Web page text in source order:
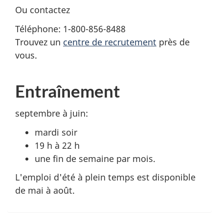
Ou contactez
Téléphone: 1-800-856-8488
Trouvez un centre de recrutement près de
vous.
Entraînement
septembre à juin:
mardi soir
19 h à 22 h
une fin de semaine par mois.
L'emploi d'été à plein temps est disponible
de mai à août.